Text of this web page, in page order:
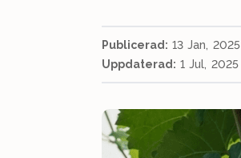
Publicerad: 13 Jan, 2025
Uppdaterad: 1 Jul, 2025